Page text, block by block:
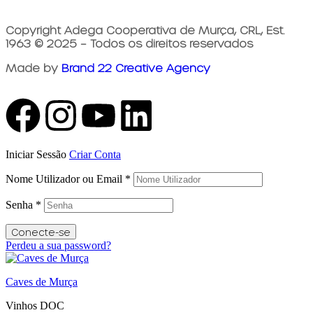
Copyright Adega Cooperativa de Murça, CRL, Est.
1963 © 2025 – Todos os direitos reservados
Made by Brand 22 Creative Agency
Iniciar Sessão Criar Conta
Nome Utilizador ou Email *
Senha *
Conecte-se
Perdeu a sua password?
Caves de Murça
Vinhos DOC